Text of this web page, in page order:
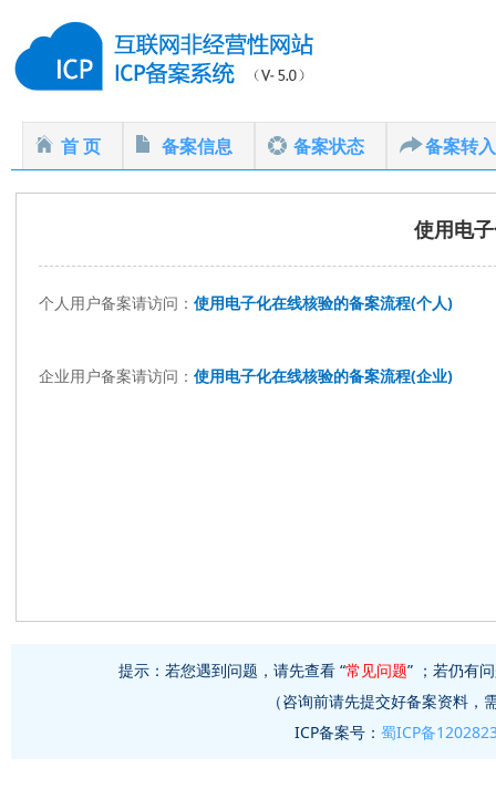
首 页 备案信息 备案状态 备案转入
使用电
个人用户备案请访问： 使用电子化在线核验的备案流程(个人)
企业用户备案请访问： 使用电子化在线核验的备案流程(企业)
提示：若您遇到问题，请先查看 “常见问题” ；若仍有
（咨询前请先提交好备案资料
ICP备案号： 蜀ICP备